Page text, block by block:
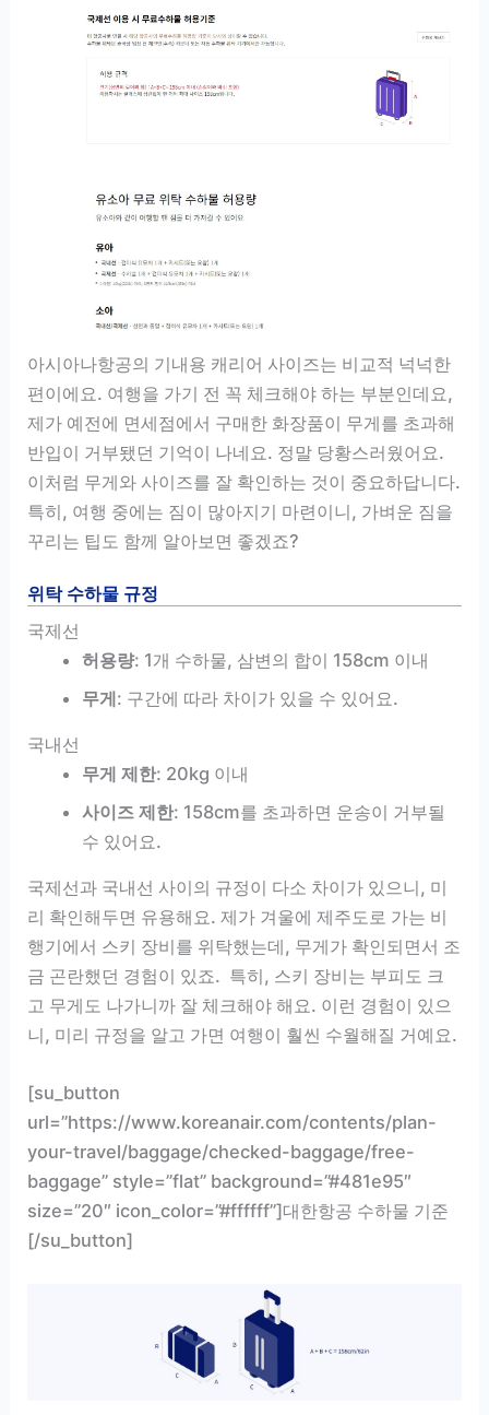
아시아나항공의 기내용 캐리어 사이즈는 비교적 넉넉한
편이에요. 여행을 가기 전 꼭 체크해야 하는 부분인데요,
제가 예전에 면세점에서 구매한 화장품이 무게를 초과해
반입이 거부됐던 기억이 나네요. 정말 당황스러웠어요.
이처럼 무게와 사이즈를 잘 확인하는 것이 중요하답니다.
특히, 여행 중에는 짐이 많아지기 마련이니, 가벼운 짐을
꾸리는 팁도 함께 알아보면 좋겠죠?
위탁 수하물 규정
국제선
허용량: 1개 수하물, 삼변의 합이 158cm 이내
무게: 구간에 따라 차이가 있을 수 있어요.
국내선
무게 제한: 20kg 이내
사이즈 제한: 158cm를 초과하면 운송이 거부될
수 있어요.
국제선과 국내선 사이의 규정이 다소 차이가 있으니, 미
리 확인해두면 유용해요. 제가 겨울에 제주도로 가는 비
행기에서 스키 장비를 위탁했는데, 무게가 확인되면서 조
금 곤란했던 경험이 있죠. 특히, 스키 장비는 부피도 크
고 무게도 나가니까 잘 체크해야 해요. 이런 경험이 있으
니, 미리 규정을 알고 가면 여행이 훨씬 수월해질 거예요.
[su_button
url=”https://www.koreanair.com/contents/plan-
your-travel/baggage/checked-baggage/free-
baggage” style=”flat” background=”#481e95″
size=”20″ icon_color=”#ffffff”]대한항공 수하물 기준
[/su_button]